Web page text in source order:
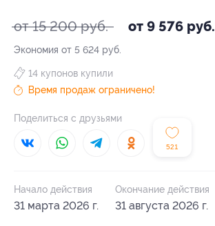
от 15 200 руб. от 9 576 руб.
Экономия от 5 624 руб.
521
14 купонов купили
Время продаж ограничено!
Поделиться с друзьями
Начало действия
31 марта 2026 г.
Окончание действия
31 августа 2026 г.